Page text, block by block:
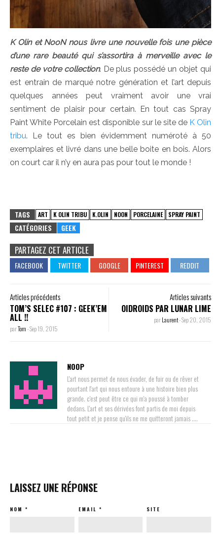
K Olin et NooN nous livre une nouvelle fois une pièce
d’une rare beauté qui s’assortira à merveille avec le
reste de votre collection. De plus possédé un objet qui
est entrain de marqué notre génération et l’art depuis
quelques années peut vraiment avoir une vrai
sentiment de plaisir pour certain. En tout cas Spray
Paint White Porcelain est disponible sur le site de K Olin
tribu. Le tout es bien évidemment numéroté à 50
exemplaires et livré dans une belle boite en bois. Alors
on court car il n’y en aura pas pour tout le monde !
TAGS ART K OLIN TRIBU K.OLIN NOON PORCELAINE SPRAY PAINT
CATÉGORIES GEEK
PARTAGEZ CET ARTICLE
Articles précédents
TOM’S SELEC #107 : GEEK’EM
ALL !!
parTom-Sep 19, 2015
Articles suivants
OIDROIDS PAR LUNAR LIME
parLaurent-Sep 20, 2015
NOOP
L'art nous permet de nous évader, de fuir ou de rêver et
pourtant l'art qui nous entoure à une histoire bien plus
grande. c'est peut être ce qui m'a poussé à tomber
dedans. L'art et ses dérivées font partis de moi depuis
tout petit et je pense qu'ils ne me quitteront jamais ....
LAISSEZ UNE RÉPONSE
NOM * EMAIL * SITE